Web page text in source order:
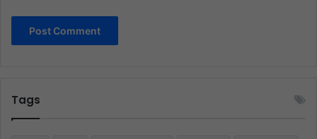
Tags